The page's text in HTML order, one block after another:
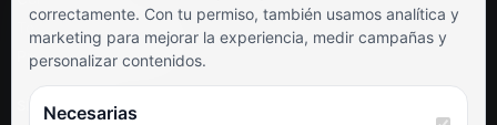
Términos y condiciones
Preguntas frecuentes
SÍGUENOS
correctamente. Con tu permiso, también usamos analítica y
marketing para mejorar la experiencia, medir campañas y
personalizar contenidos.
Necesarias